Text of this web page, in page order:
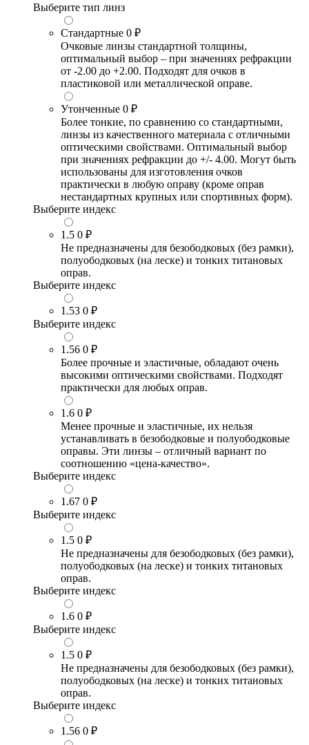
Выберите тип линз
Стандартные 0 ₽
Очковые линзы стандартной толщины,
оптимальный выбор – при значениях рефракции
от -2.00 до +2.00. Подходят для очков в
пластиковой или металлической оправе.
Утонченные 0 ₽
Более тонкие, по сравнению со стандартными,
линзы из качественного материала с отличными
оптическими свойствами. Оптимальный выбор
при значениях рефракции до +/- 4.00. Могут быть
использованы для изготовления очков
практически в любую оправу (кроме оправ
нестандартных крупных или спортивных форм).
Выберите индекс
1.5 0 ₽
Не предназначены для безободковых (без рамки),
полуободковых (на леске) и тонких титановых
оправ.
Выберите индекс
1.53 0 ₽
Выберите индекс
1.56 0 ₽
Более прочные и эластичные, обладают очень
высокими оптическими свойствами. Подходят
практически для любых оправ.
1.6 0 ₽
Менее прочные и эластичные, их нельзя
устанавливать в безободковые и полуободковые
оправы. Эти линзы – отличный вариант по
соотношению «цена-качество».
Выберите индекс
1.67 0 ₽
Выберите индекс
1.5 0 ₽
Не предназначены для безободковых (без рамки),
полуободковых (на леске) и тонких титановых
оправ.
Выберите индекс
1.6 0 ₽
Выберите индекс
1.5 0 ₽
Не предназначены для безободковых (без рамки),
полуободковых (на леске) и тонких титановых
оправ.
Выберите индекс
1.56 0 ₽